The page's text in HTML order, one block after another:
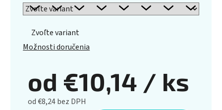
Zvoľte variant
Možnosti doručenia
od €10,14 / ks
od€8,24bez DPH